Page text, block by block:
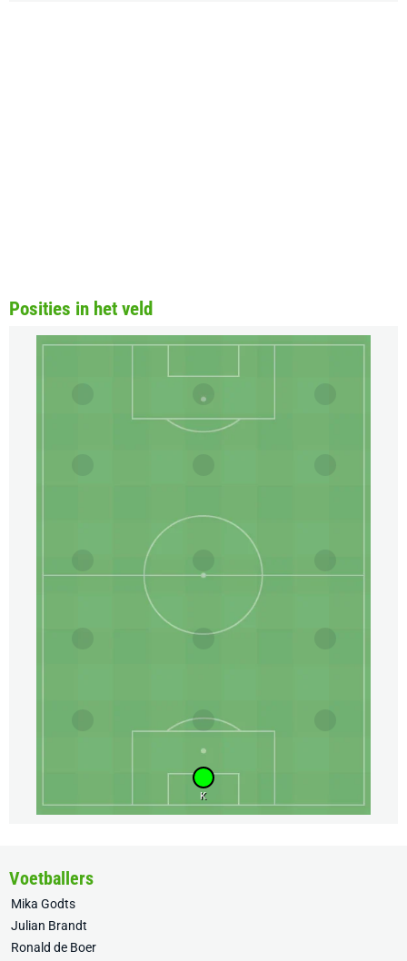
Posities in het veld
K
Voetballers
Mika Godts
Julian Brandt
Ronald de Boer